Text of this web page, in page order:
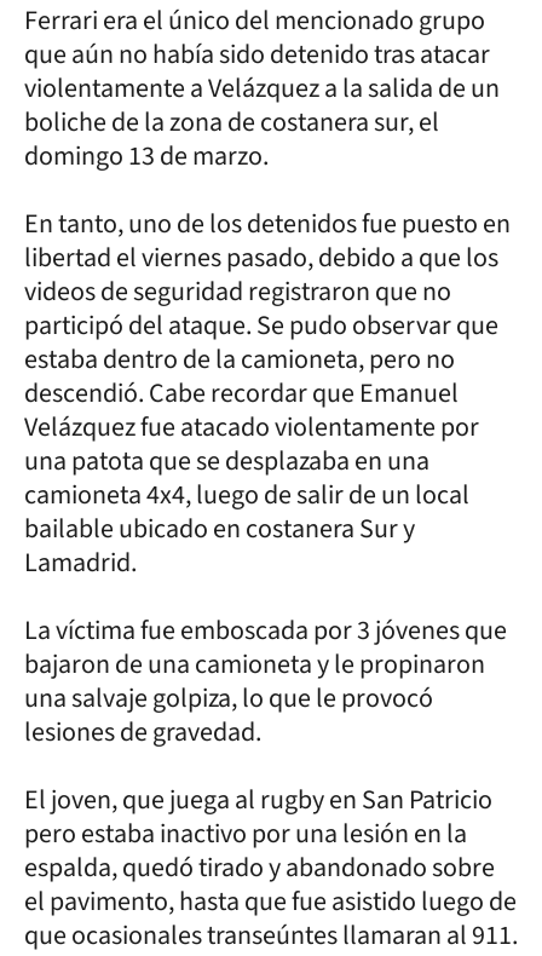
Ferrari era el único del mencionado grupo
que aún no había sido detenido tras atacar
violentamente a Velázquez a la salida de un
boliche de la zona de costanera sur, el
domingo 13 de marzo.
En tanto, uno de los detenidos fue puesto en
libertad el viernes pasado, debido a que los
videos de seguridad registraron que no
participó del ataque. Se pudo observar que
estaba dentro de la camioneta, pero no
descendió. Cabe recordar que Emanuel
Velázquez fue atacado violentamente por
una patota que se desplazaba en una
camioneta 4x4, luego de salir de un local
bailable ubicado en costanera Sur y
Lamadrid.
La víctima fue emboscada por 3 jóvenes que
bajaron de una camioneta y le propinaron
una salvaje golpiza, lo que le provocó
lesiones de gravedad.
El joven, que juega al rugby en San Patricio
pero estaba inactivo por una lesión en la
espalda, quedó tirado y abandonado sobre
el pavimento, hasta que fue asistido luego de
que ocasionales transeúntes llamaran al 911.